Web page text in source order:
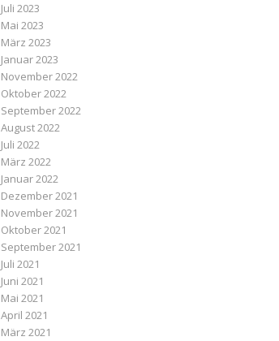
Juli 2023
Mai 2023
März 2023
Januar 2023
November 2022
Oktober 2022
September 2022
August 2022
Juli 2022
März 2022
Januar 2022
Dezember 2021
November 2021
Oktober 2021
September 2021
Juli 2021
Juni 2021
Mai 2021
April 2021
März 2021